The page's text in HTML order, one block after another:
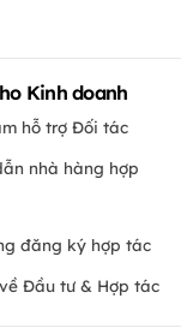
Kinh doanh
hỗ trợ Đối tác
nhà hàng hợp
đăng ký hợp tác
Đầu tư & Hợp tác